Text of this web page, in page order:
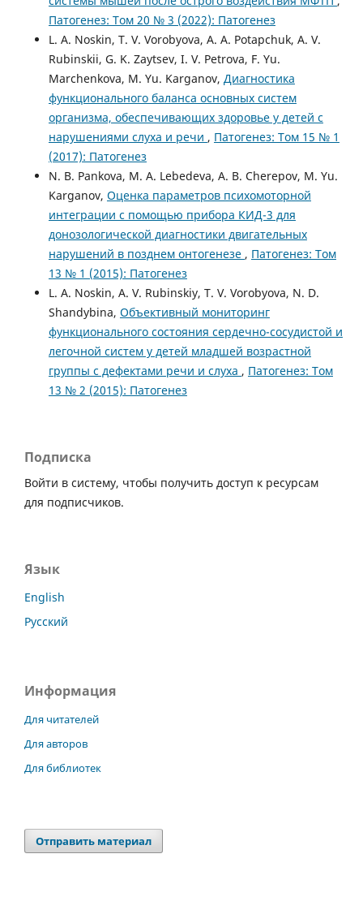
Патогенез: Том 20 № 3 (2022): Патогенез
L. A. Noskin, T. V. Vorobyova, A. A. Potapchuk, A. V.
Rubinskii, G. K. Zaytsev, I. V. Petrova, F. Yu.
Marchenkova, M. Yu. Karganov, Диагностика
функционального баланса основных систем
организма, обеспечивающих здоровье у детей с
нарушениями слуха и речи , Патогенез: Том 15 № 1
(2017): Патогенез
N. B. Pankova, M. A. Lebedeva, A. B. Cherepov, M. Yu.
Karganov, Оценка параметров психомоторной
интеграции с помощью прибора КИД-3 для
донозологической диагностики двигательных
нарушений в позднем онтогенезе , Патогенез: Том
13 № 1 (2015): Патогенез
L. A. Noskin, A. V. Rubinskiy, T. V. Vorobyova, N. D.
Shandybina, Объективный мониторинг
функционального состояния сердечно-сосудистой и
легочной систем у детей младшей возрастной
группы с дефектами речи и слуха , Патогенез: Том
13 № 2 (2015): Патогенез
Подписка
Войти в систему, чтобы получить доступ к ресурсам
для подписчиков.
Язык
English
Русский
Информация
Для читателей
Для авторов
Для библиотек
Отправить материал